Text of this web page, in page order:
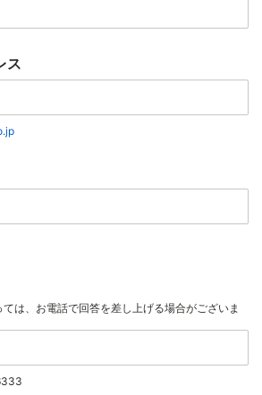
ス
は、お電話で回答を差し上げる場合がございま